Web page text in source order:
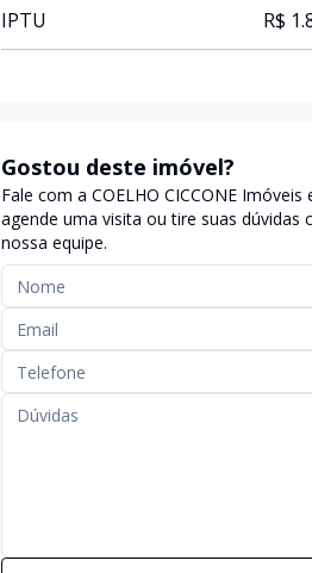
IPTU R$
Gostou deste imóvel?
Fale com a COELHO CICCONE Imóveis
agende uma visita ou tire suas dúvidas
nossa equipe.